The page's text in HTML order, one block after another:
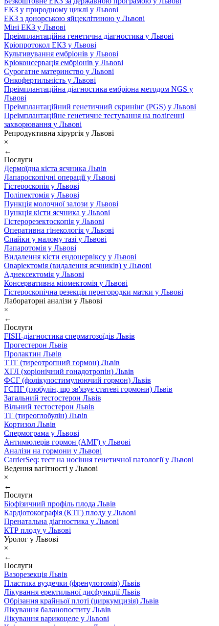
ЕКЗ у природному циклі у Львові
ЕКЗ з донорською яйцеклітиною у Львові
Міні ЕКЗ у Львові
Преімплантаційна генетична діагностика у Львові
Кріопротокол ЕКЗ у Львові
Культивування ембріонів у Львові
Кріоконсервація ембріонів у Львові
Сурогатне материнство у Львові
Онкофертильність у Львові
Преімплантаційна діагностика ембріона методом NGS у
Львові
Преімплантаційний генетичний скринінг (PGS) у Львові
Преімплантаційне генетичне тестування на полігенні
захворювання у Львові
Репродуктивна хірургія у Львові
×
←
Послуги
Дермоїдна кіста яєчника Львів
Лапароскопічні операції у Львові
Гістероскопія у Львові
Поліпектомія у Львові
Пункція молочної залози у Львові
Пункція кісти яєчника у Львові
Гістерорезектоскопія у Львові
Оперативна гінекологія у Львові
Спайки у малому тазі у Львові
Лапаротомія у Львові
Видалення кісти ендоцервіксу у Львові
Оваріектомія (видалення яєчників) у Львові
Аднексектомія у Львові
Консервативна міомектомія у Львові
Гістероскопічна резекція перегородки матки у Львові
Лабораторні аналізи у Львові
×
←
Послуги
FISH-діагностика сперматозоїдів Львів
Прогестерон Львів
Пролактин Львів
ТТГ (тиреотропний гормон) Львів
ХГЛ (хоріонічний гонадотропін) Львів
ФСГ (фолікулостимулюючий гормон) Львів
ГСПГ (глобулін, що зв'язує статеві гормони) Львів
Загальний тестостерон Львів
Вільний тестостерон Львів
ТГ (тиреоглобулін) Львів
Кортизол Львів
Спермограма у Львові
Антимюлерів гормон (АМГ) у Львові
Аналізи на гормони у Львові
CarrierSeq: тест на носіння генетичної патології у Львові
Ведення вагітності у Львові
×
←
Послуги
Біофізичний профіль плода Львів
Кардіотокографія (КТГ) плоду у Львові
Пренатальна діагностика у Львові
КТР плоду у Львові
Уролог у Львові
×
←
Послуги
Вазорезекція Львів
Пластика вуздечки (френулотомія) Львів
Лікування еректильної дисфункції Львів
Обрізання крайньої плоті (циркумцизія) Львів
Лікування баланопоститу Львів
Лікування варикоцеле у Львові